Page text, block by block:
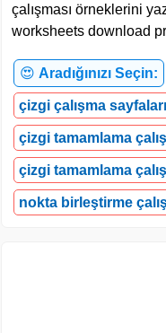
çalışması örneklerini
worksheets download
😍 Aradığınızı Seçin:
çizgi çalışma sayfaları
çizgi tamamlama
çizgi tamamlama
nokta birleştirme